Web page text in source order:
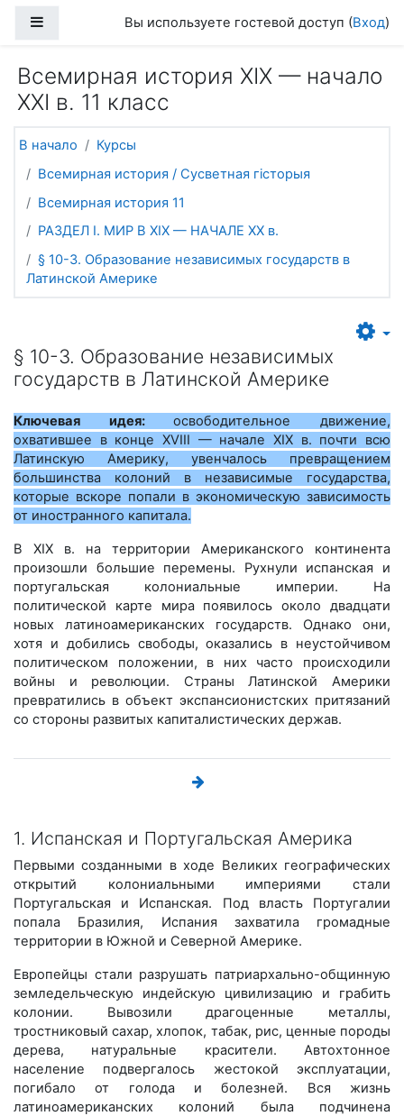
Боковая панельВы используете гостевой доступ (Вход)
Всемирная история ХІХ — начало
ХХІ в. 11 класс
В начало
Курсы
Всемирная история / Сусветная гісторыя
Всемирная история 11
РАЗДЕЛ I. МИР В ХIХ — НАЧАЛЕ ХХ в.
§ 10-3. Образование независимых государств в
Латинской Америке
§ 10-3. Образование независимых
государств в Латинской Америке
Ключевая идея:освободительное движение,
охватившее в конце XVIII — начале XIX в. почти всю
Латинскую Америку, увенчалось превращением
большинства колоний в независимые государства,
которые вскоре попали в экономическую зависимость
от иностранного капитала.
В XIX в. на территории Американского континента
произошли большие перемены. Рухнули испанская и
португальская колониальные империи. На
политической карте мира появилось около двадцати
новых латиноамериканских государств. Однако они,
хотя и добились свободы, оказались в неустойчивом
политическом положении, в них часто происходили
войны и революции. Страны Латинской Америки
превратились в объект экспансионистских притязаний
со стороны развитых капиталистических держав.
1. Испанская и Португальская Америка
Первыми созданными в ходе Великих географических
открытий колониальными империями стали
Португальская и Испанская. Под власть Португалии
попала Бразилия, Испания захватила громадные
территории в Южной и Северной Америке.
Европейцы стали разрушать патриархально-общинную
земледельческую индейскую цивилизацию и грабить
колонии. Вывозили драгоценные металлы,
тростниковый сахар, хлопок, табак, рис, ценные породы
дерева, натуральные красители. Автохтонное
население подвергалось жестокой эксплуатации,
погибало от голода и болезней. Вся жизнь
латиноамериканских колоний была подчинена